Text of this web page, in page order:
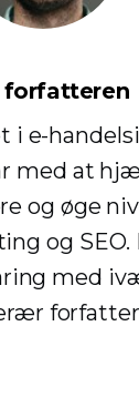
forfatteren
i e-
med at
og øge
og SEO.
med